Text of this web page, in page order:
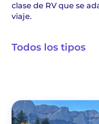
clase de RV que se
viaje.
Todos los tipos